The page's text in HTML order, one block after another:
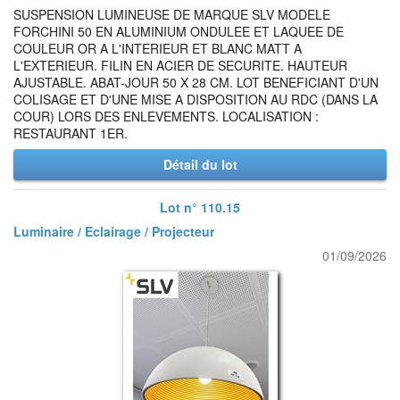
SUSPENSION LUMINEUSE DE MARQUE SLV MODELE
FORCHINI 50 EN ALUMINIUM ONDULEE ET LAQUEE DE
COULEUR OR A L'INTERIEUR ET BLANC MATT A
L'EXTERIEUR. FILIN EN ACIER DE SECURITE. HAUTEUR
AJUSTABLE. ABAT-JOUR 50 X 28 CM. LOT BENEFICIANT D'UN
COLISAGE ET D'UNE MISE A DISPOSITION AU RDC (DANS LA
COUR) LORS DES ENLEVEMENTS. LOCALISATION :
RESTAURANT 1ER.
Détail du lot
Lot n° 110.15
Luminaire / Eclairage / Projecteur
01/09/2026